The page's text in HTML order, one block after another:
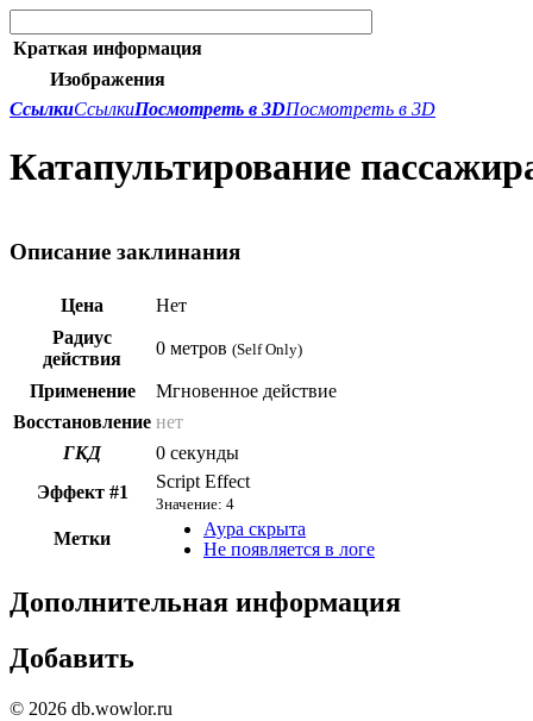
Краткая информация
Изображения
СсылкиСсылкиПосмотреть в 3DПосмотреть в 3D
Катапультирование
Описание заклинания
Цена
Нет
Радиус
действия
0 метров (Self Only)
Применение
Мгновенное действие
Восстановление нет
ГКД
0 секунды
Эффект #1
Script Effect
Значение: 4
Метки
Аура скрыта
Не появляется в логе
Дополнительная информация
Добавить
© 2026 db.wowlor.ru